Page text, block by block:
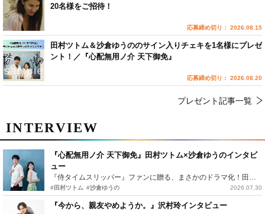
INTERVIEW
『心配無用ノ介 天下御免』田村ツトム×沙倉ゆうのインタビ
ュー
『侍タイムスリッパー』ファンに贈る、まさかのドラマ化！田村ツトム×沙倉ゆうのが語る『心配無用ノ介』撮影秘話
#田村ツトム #沙倉ゆうの 2026.07.30
『今から、親友やめようか。』沢村玲インタビュー
20名様をご招待！
応募締め切り： 2026.08.15
田村ツトム＆沙倉ゆうののサイン入りチェキを1名様にプレゼ
ント！／『心配無用ノ介 天下御免』
応募締め切り： 2026.08.20
プレゼント記事一覧